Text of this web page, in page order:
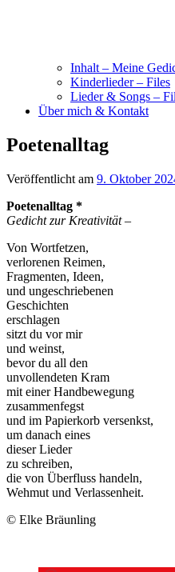
Inhalt – Meine
Kinderlieder – Files
Lieder & Songs –
Über mich & Kontakt
Poetenalltag
Veröffentlicht am 9. Oktober
Poetenalltag *
Gedicht zur Kreativität –
Von Wortfetzen,
verlorenen Reimen,
Fragmenten, Ideen,
und ungeschriebenen
Geschichten
erschlagen
sitzt du vor mir
und weinst,
bevor du all den
unvollendeten Kram
mit einer Handbewegung
zusammenfegst
und im Papierkorb versenkst,
um danach eines
dieser Lieder
zu schreiben,
die von Überfluss handeln,
Wehmut und Verlassenheit.
© Elke Bräunling